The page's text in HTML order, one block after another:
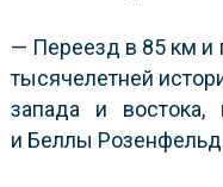
— Переезд в 85 км и
тысячелетней
запада и
и Беллы